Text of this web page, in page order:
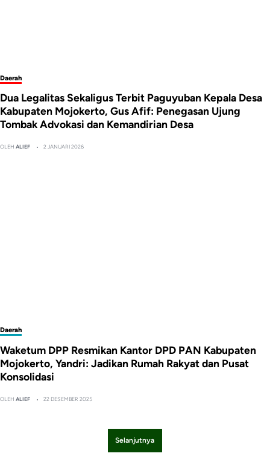
Daerah
Dua Legalitas Sekaligus Terbit Paguyuban Kepala Desa
Kabupaten Mojokerto, Gus Afif: Penegasan Ujung
Tombak Advokasi dan Kemandirian Desa
OLEHALIEF 2 JANUARI 2026
Daerah
Waketum DPP Resmikan Kantor DPD PAN Kabupaten
Mojokerto, Yandri: Jadikan Rumah Rakyat dan Pusat
Konsolidasi
OLEHALIEF 22 DESEMBER 2025
Selanjutnya